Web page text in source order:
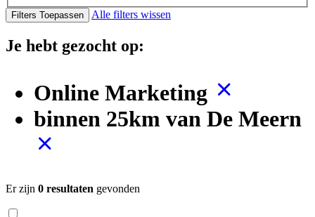
Filters Toepassen Alle filters wissen
Je hebt gezocht op:
Online Marketing
binnen 25km van De Meern
Er zijn 0 resultaten gevonden